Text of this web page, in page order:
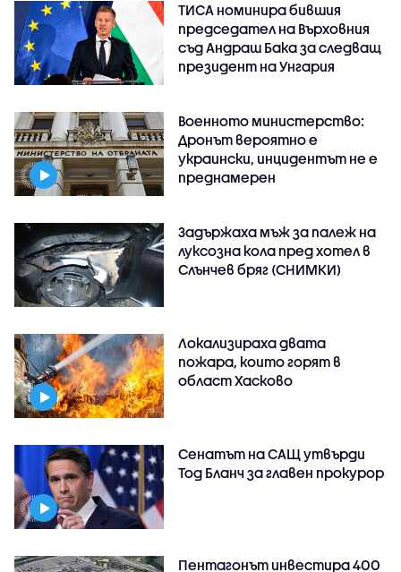
ТИСА номинира бившия
председател на Върховния
съд Андраш Бака за следващ
президент на Унгария
Военното министерство:
Дронът вероятно е
украински, инцидентът не е
преднамерен
Задържаха мъж за палеж на
луксозна кола пред хотел в
Слънчев бряг (СНИМКИ)
Локализираха двата
пожара, които горят в
област Хасково
Сенатът на САЩ утвърди
Тод Бланч за главен прокурор
Пентагонът инвестира 400